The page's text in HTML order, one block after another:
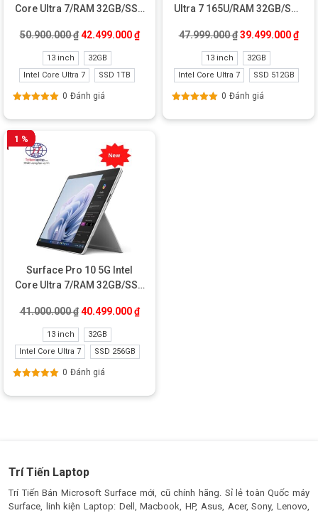
Core Ultra 7/RAM 32GB/SSD
50.900.000₫ Giá gốc là: 50.900.000 ₫.
42.499.000₫Giá hiện tại là: 42.499.000 ₫.
13 inch
32GB
Intel Core Ultra 7
SSD 1TB
0 Đánh giá
Ultra 7 165U/RAM 32GB/SSD
47.999.000₫ Giá gốc là:
39.499.000₫Giá
13 inch
32GB
Intel Core Ultra 7
SSD 512GB
0 Đánh giá
1 %
Surface Pro 10 5G Intel
Core Ultra 7/RAM 32GB/SSD
41.000.000₫ Giá gốc là: 41.000.000 ₫.
40.499.000₫Giá hiện tại là: 40.499.000 ₫.
13 inch
32GB
Intel Core Ultra 7
SSD 256GB
0 Đánh giá
Trí Tiến Laptop
Trí Tiến Bán Microsoft Surface mới, cũ chính hãng. Sỉ lẻ toàn Quốc máy
Surface, linh kiện Laptop: Dell, Macbook, HP, Asus, Acer, Sony, Lenovo,